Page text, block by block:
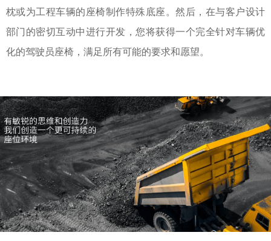
枕或为工程车辆的座椅制作特殊底座。然后，在与客户设计
部门的密切互动中进行开发，您将获得一个完全针对车辆优
化的驾驶员座椅，满足所有可能的要求和愿望。